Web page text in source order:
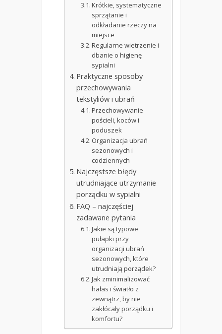
Krótkie, systematyczne
sprzątanie i
odkładanie rzeczy na
miejsce
Regularne wietrzenie i
dbanie o higienę
sypialni
Praktyczne sposoby
przechowywania
tekstyliów i ubrań
Przechowywanie
pościeli, koców i
poduszek
Organizacja ubrań
sezonowych i
codziennych
Najczęstsze błędy
utrudniające utrzymanie
porządku w sypialni
FAQ – najczęściej
zadawane pytania
Jakie są typowe
pułapki przy
organizacji ubrań
sezonowych, które
utrudniają porządek?
Jak zminimalizować
hałas i światło z
zewnątrz, by nie
zakłócały porządku i
komfortu?